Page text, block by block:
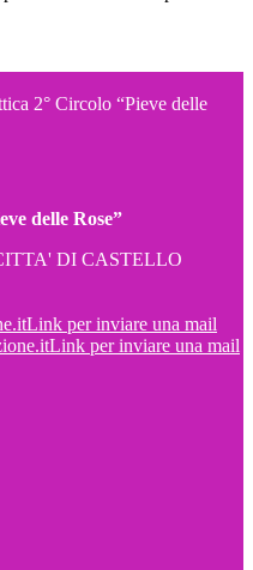
2° Circolo “Pieve delle
delle Rose”
DI CASTELLO
Link per inviare una mail
Link per inviare una mail